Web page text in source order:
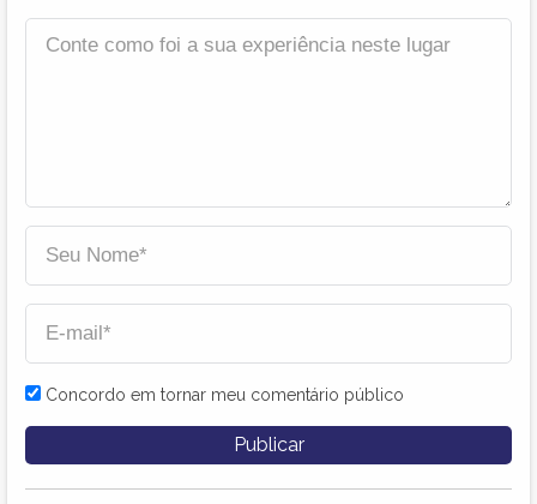
Concordo em tornar meu comentário público